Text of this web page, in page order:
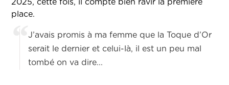
2025, cette fois, il compte bien ravir la première
place.
J’avais promis à ma femme que la Toque d’Or
serait le dernier et celui-là, il est un peu mal
tombé on va dire...